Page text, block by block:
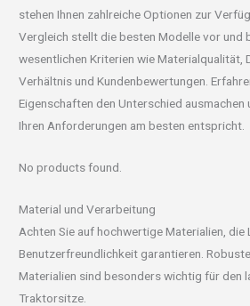
stehen Ihnen zahlreiche Optionen zur
Vergleich stellt die besten Modelle vor und
wesentlichen Kriterien wie Materialqualität,
Verhältnis und Kundenbewertungen.
Eigenschaften den Unterschied
Ihren Anforderungen am besten entspricht.
No products found.
Material und Verarbeitung
Achten Sie auf hochwertige Materialien, die
Benutzerfreundlichkeit garantieren.
Materialien sind besonders wichtig für den
Traktorsitze.